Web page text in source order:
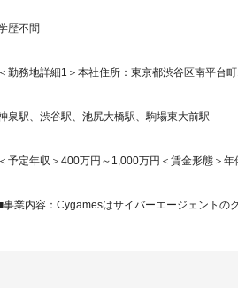
歴不問
＜勤務地詳細1＞本社住所：東京都渋谷区南平台
泉駅、渋谷駅、池尻大橋駅、駒場東大前駅
＜予定年収＞400万円～1,000万円＜賃金形態＞
事業内容：Cygamesはサイバーエージェントの